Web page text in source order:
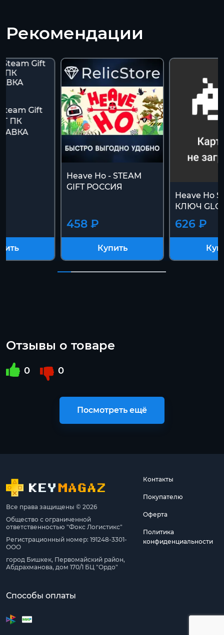
Рекомендации
Gift
ПК
Heave Ho - STEAM
GIFT РОССИЯ
458 ₽
Купить
Heave Ho
КЛЮЧ
626 ₽
Отзывы о товаре
0 0
Посмотреть ещё
Все права защищены © 2026
Общество с ограниченной
ответственностью "Фокс Логистикс"
Регистрационный номер: 191248-3301-
ООО
город Бишкек, Первомайский район,
Абдрахманова, дом 170/1 БЦ "Ордо"
Контакты
Покупателю
Оферта
Политика
конфиденциальности
Способы оплаты